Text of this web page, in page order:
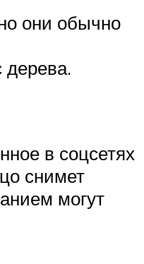
они обычно
дерева.
в соцсетях
снимет
могут